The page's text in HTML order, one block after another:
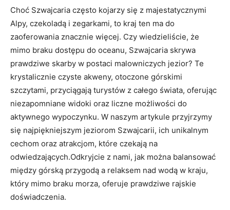
Choć Szwajcaria często kojarzy się z majestatycznymi
Alpy, czekoladą i zegarkami, to kraj ten ma do
zaoferowania znacznie więcej. Czy wiedzieliście, że
mimo braku dostępu do oceanu, Szwajcaria skrywa
prawdziwe skarby w postaci malowniczych jezior? Te
krystalicznie czyste akweny, otoczone górskimi
szczytami, przyciągają turystów z całego świata, oferując
niezapomniane widoki oraz liczne możliwości do
aktywnego wypoczynku. W naszym artykule przyjrzymy
się najpiękniejszym jeziorom Szwajcarii, ich unikalnym
cechom oraz atrakcjom, które czekają na
odwiedzających.Odkryjcie z nami, jak można balansować
między górską przygodą a relaksem nad wodą w kraju,
który mimo braku morza, oferuje prawdziwe rajskie
doświadczenia.